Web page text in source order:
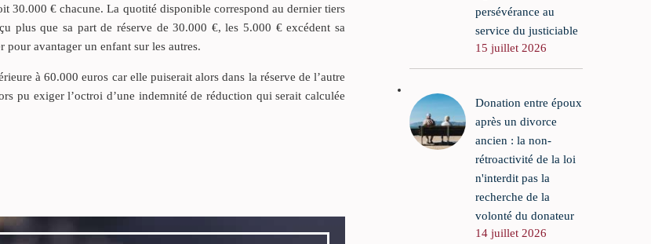
30.000 € chacune. La quotité disponible correspond au dernier tiers
plus que sa part de réserve de 30.000 €, les 5.000 € excédent sa
avantager un enfant sur les autres.
à 60.000 euros car elle puiserait alors dans la réserve de l’autre
pu exiger l’octroi d’une indemnité de réduction qui serait calculée
persévérance au
service du justiciable
15 juillet 2026
Donation entre époux
après un divorce
ancien : la non-
rétroactivité de la loi
n'interdit pas la
recherche de la
volonté du donateur
14 juillet 2026